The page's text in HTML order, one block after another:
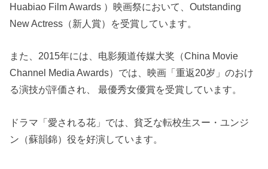
Huabiao Film Awards ）映画祭において、Outstanding
New Actress（新人賞）を受賞しています。
また、2015年には、电影频道传媒大奖（China Movie
Channel Media Awards）では、映画「重返20岁」のおけ
る演技が評価され、 最優秀女優賞を受賞しています。
ドラマ「愛される花」では、貧乏な転校生スー・ユンジ
ン（蘇韻錦）役を好演しています。